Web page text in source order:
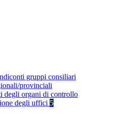
gruppi consiliari
provinciali
degli organi di controllo
degli uffici 5